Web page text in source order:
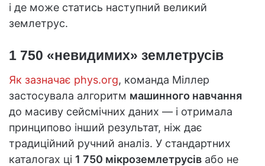
і де може статись наступний великий
землетрус.
1 750 «невидимих» землетрусів
Як зазначає phys.org, команда Міллер
застосувала алгоритм машинного навчання
до масиву сейсмічних даних — і отримала
принципово інший результат, ніж дає
традиційний ручний аналіз. У стандартних
каталогах ці 1 750 мікроземлетрусів або не